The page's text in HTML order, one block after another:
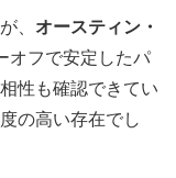
、 オースティン・
オフで安定したパ
性も確認できてい
の高い存在でし